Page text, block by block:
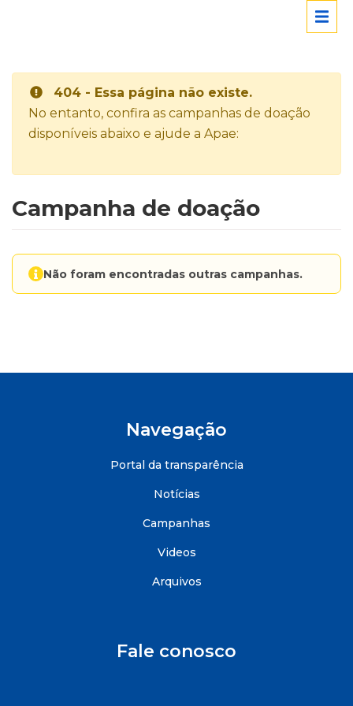
404 - Essa página não existe.
No entanto, confira as campanhas de doação
disponíveis abaixo e ajude a Apae:
Campanha de doação
Não foram encontradas outras campanhas.
Navegação
Portal da transparência
Notícias
Campanhas
Videos
Arquivos
Fale conosco